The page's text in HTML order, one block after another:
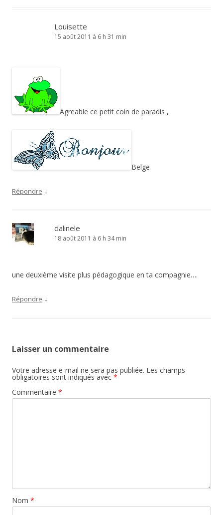
Louisette
15 août 2011 à 6 h 31 min
Agreable ce petit coin de paradis ,
Belge
Répondre ↓
dalinele
18 août 2011 à 6 h 34 min
une deuxième visite plus pédagogique en ta compagnie….
Répondre ↓
Laisser un commentaire
Votre adresse e-mail ne sera pas publiée. Les champs
obligatoires sont indiqués avec *
Commentaire *
Nom *